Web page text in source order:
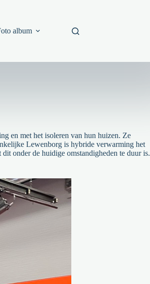
album
en met het isoleren van hun huizen. Ze
Lewenborg is hybride verwarming het
onder de huidige omstandigheden te duur is.